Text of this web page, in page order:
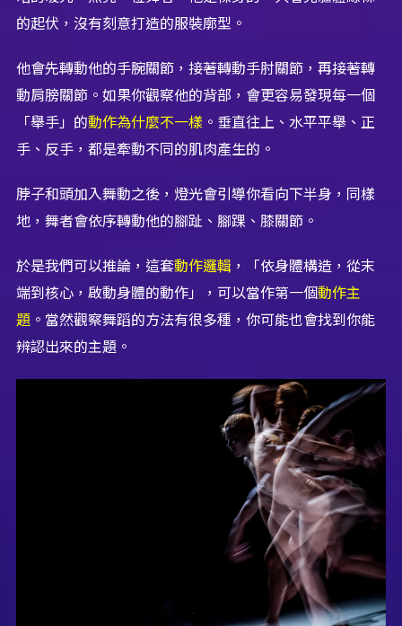
的起伏，沒有刻意打造的服裝廓型。
他會先轉動他的手腕關節，接著轉動手肘關節，再接著轉
動肩膀關節。如果你觀察他的背部，會更容易發現每一個
「舉手」的動作為什麼不一樣。垂直往上、水平平舉、正
手、反手，都是牽動不同的肌肉產生的。
脖子和頭加入舞動之後，燈光會引導你看向下半身，同樣
地，舞者會依序轉動他的腳趾、腳踝、膝關節。
於是我們可以推論，這套動作邏輯 ，「依身體構造，從末
端到核心，啟動身體的動作」，可以當作第一個動作主
題。當然觀察舞蹈的方法有很多種，你可能也會找到你能
辨認出來的主題。